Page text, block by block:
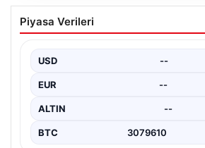
Avcılar Belediyesi’ne
şüpheli gözaltına alındı
Piyasa Verileri
USD --
EUR --
ALTIN --
BTC 3079610